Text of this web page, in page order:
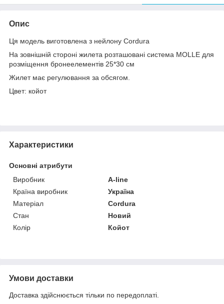
Опис
Ця модель виготовлена з нейлону Cordura
На зовнішній стороні жилета розташовані система MOLLE для
розміщення бронеелементів 25*30 см
Жилет має регулювання за обсягом.
Цвет: койот
Характеристики
Основні атрибути
Виробник
A-line
Країна виробник
Україна
Матеріал
Cordura
Стан
Новий
Колір
Койот
Умови доставки
Доставка здійснюється тільки по передоплаті.